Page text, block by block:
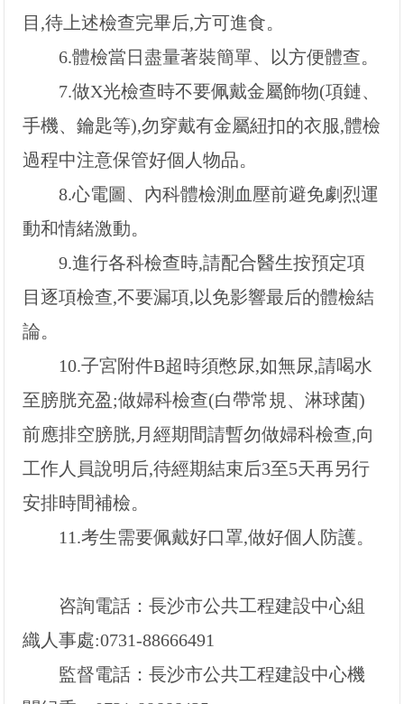
目,待上述檢查完畢后,方可進食。
6.體檢當日盡量著裝簡單、以方便體查。
7.做X光檢查時不要佩戴金屬飾物(項鏈、
手機、鑰匙等),勿穿戴有金屬紐扣的衣服,體檢
過程中注意保管好個人物品。
8.心電圖、內科體檢測血壓前避免劇烈運
動和情緒激動。
9.進行各科檢查時,請配合醫生按預定項
目逐項檢查,不要漏項,以免影響最后的體檢結
論。
10.子宮附件B超時須憋尿,如無尿,請喝水
至膀胱充盈;做婦科檢查(白帶常規、淋球菌)
前應排空膀胱,月經期間請暫勿做婦科檢查,向
工作人員說明后,待經期結束后3至5天再另行
安排時間補檢。
11.考生需要佩戴好口罩,做好個人防護。
咨詢電話：長沙市公共工程建設中心組
織人事處:0731-88666491
監督電話：長沙市公共工程建設中心機